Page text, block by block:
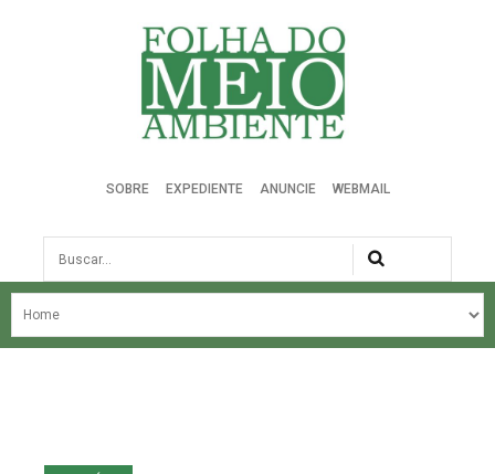
Folha do Meio Ambiente
SOBRE EXPEDIENTE ANUNCIE WEBMAIL
Busca
NOSSA HISTÓRIA
EDIÇÕES ANTERIORES